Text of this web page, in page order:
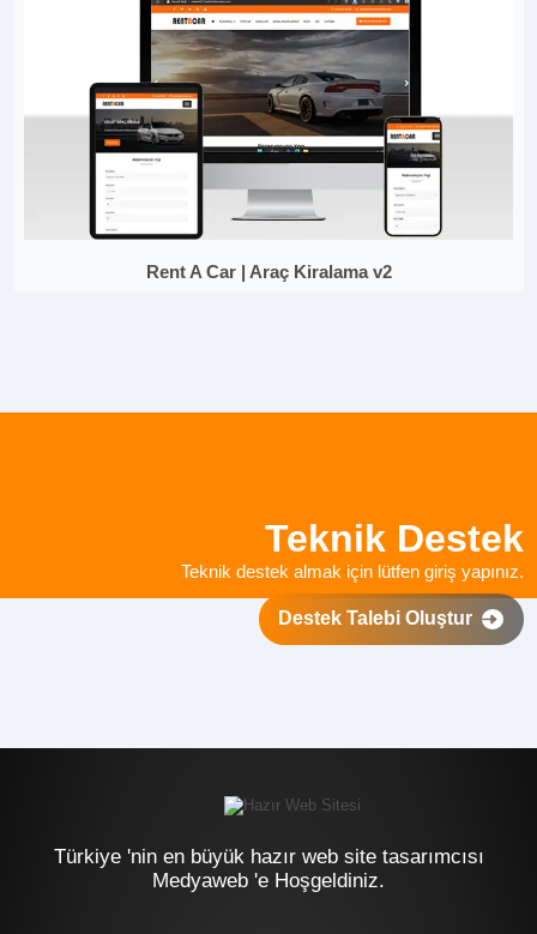
Rent A Car | Araç Kiralama v2
Teknik Destek
Teknik destek almak için lütfen giriş yapınız.
Destek Talebi Oluştur
Türkiye 'nin en büyük hazır web site tasarımcısı
Medyaweb 'e Hoşgeldiniz.